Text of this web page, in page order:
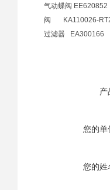
气动蝶阀 EE620852
阀 KA110026-
过滤器 EA300166
产
您的单
您的姓